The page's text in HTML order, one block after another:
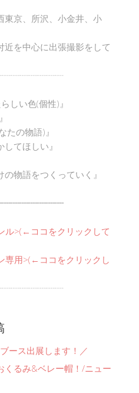
東京、所沢、小金井、小
を中心に出張撮影をして
しい色(個性)』
たの物語)』
てほしい』
の物語をつくっていく』
ル>(←ココをクリックして
専用>(←ココをクリックし
ース出展します！／
くるみ&ベレー帽！/ニュー